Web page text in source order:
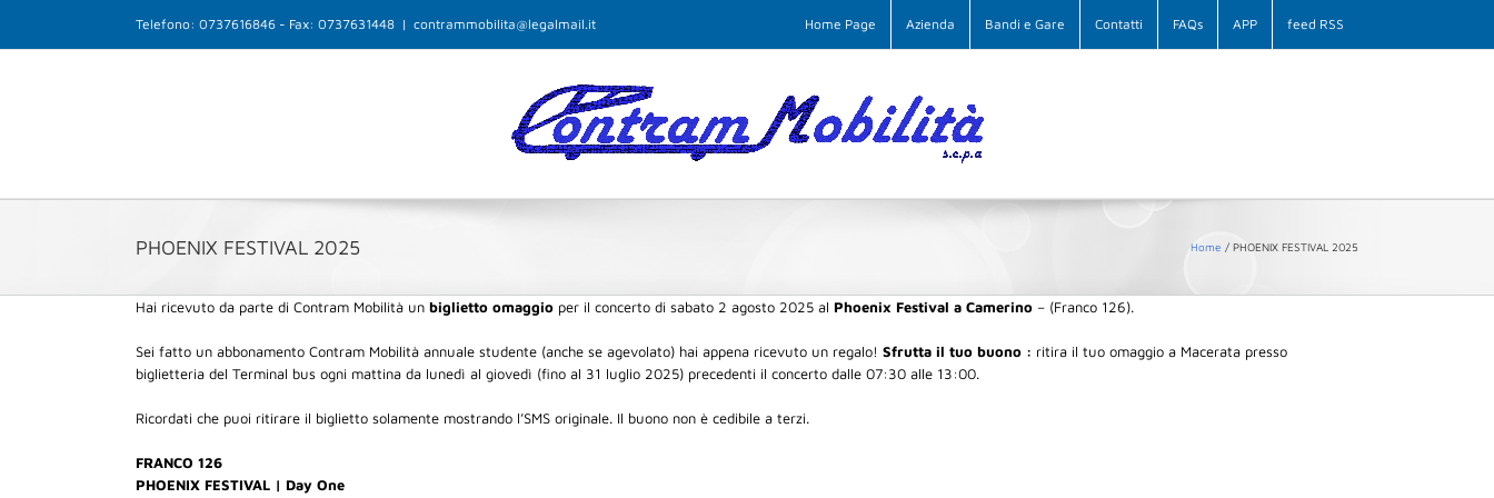
contenuto
Telefono: 0737616846 - Fax: 0737631448 | contrammobilita@legalmail.it Home Page Azienda Bandi e Gare Contatti FAQs APP feed RSS
PHOENIX FESTIVAL 2025 Home PHOENIX FESTIVAL 2025
Hai ricevuto da parte di Contram Mobilità un biglietto omaggio per il concerto di sabato 2 agosto 2025 al Phoenix Festival a Camerino – (Franco 126).
Sei fatto un abbonamento Contram Mobilità annuale studente (anche se agevolato) hai appena ricevuto un regalo! Sfrutta il tuo buono : ritira il tuo omaggio a Macerata presso
biglietteria del Terminal bus ogni mattina da lunedì al giovedì (fino al 31 luglio 2025) precedenti il concerto dalle 07:30 alle 13:00.
Ricordati che puoi ritirare il biglietto solamente mostrando l’SMS originale. Il buono non è cedibile a terzi.
FRANCO 126
PHOENIX FESTIVAL | Day One